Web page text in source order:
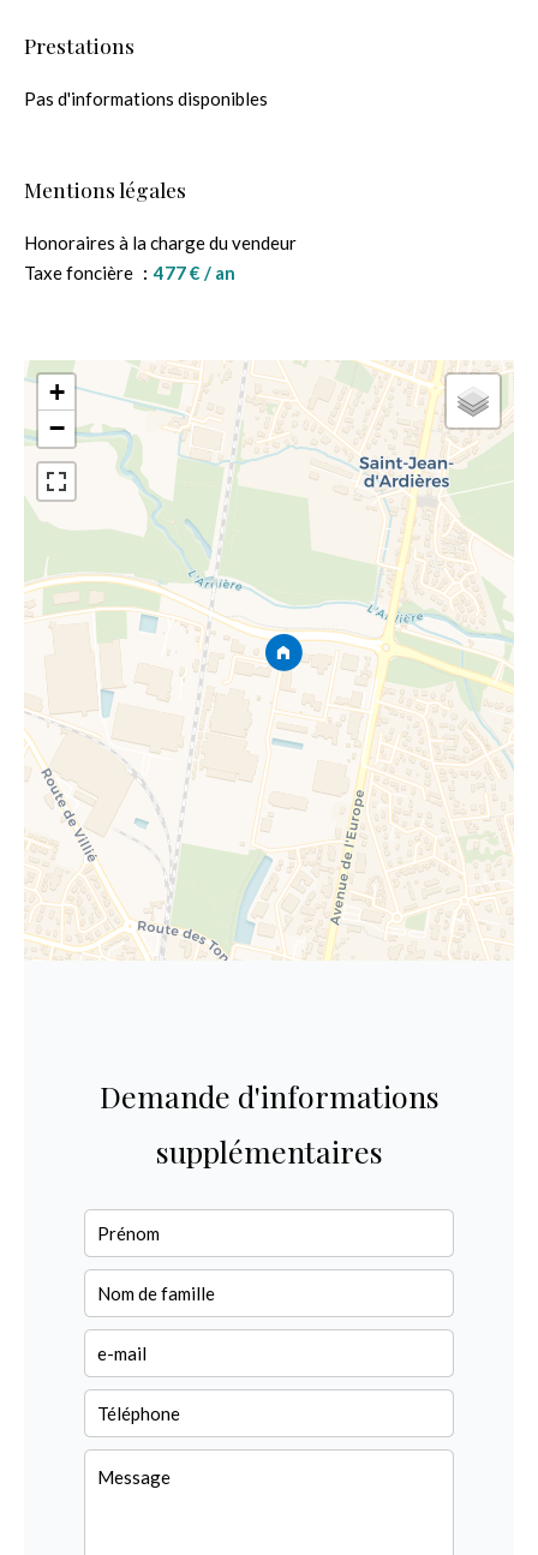
Prestations
Pas d'informations disponibles
Mentions légales
Honoraires à la charge du vendeur
Taxe foncière
477 € / an
+
−
Demande d'informations
supplémentaires